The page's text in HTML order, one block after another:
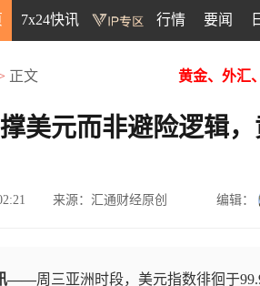
7x24快讯 行情 要闻
正文 黄金、外汇
美元而非避险逻辑
来源：汇通财经原创 编辑：
——周三亚洲时段，美元指数徘徊于